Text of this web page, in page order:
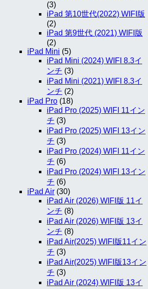
(3)
iPad 第10世代(2022) WIFI版
(2)
iPad 第9世代 (2021) WIFI版
(2)
iPad Mini (5)
iPad Mini (2024) WIFI 8.3イ
ンチ (3)
iPad Mini (2021) WIFI 8.3イ
ンチ (2)
iPad Pro (18)
iPad Pro (2025) WIFI 11イン
チ (3)
iPad Pro (2025) WIFI 13イン
チ (3)
iPad Pro (2024) WIFI 11イン
チ (6)
iPad Pro (2024) WIFI 13イン
チ (6)
iPad Air (30)
iPad Air (2026) WIFI版 11イ
ンチ (8)
iPad Air (2026) WIFI版 13イ
ンチ (8)
iPad Air(2025) WIFI版11イン
チ (3)
iPad Air(2025) WIFI版13イン
チ (3)
iPad Air (2024) WIFI版 13イ